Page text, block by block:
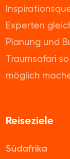
Experten
Planung und
Traumsafari
möglich
Reiseziele
Südafrika